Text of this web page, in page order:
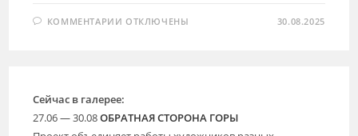
КОММЕНТАРИИ К
ОТКЛЮЧЕНЫ 30.08.2025
Сейчас в галерее:
27.06 — 30.08ОБРАТНАЯ СТОРОНА ГОРЫ